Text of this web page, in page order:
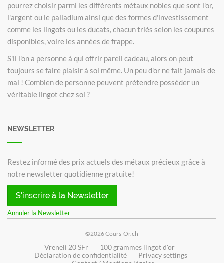
pourrez choisir parmi les différents métaux nobles que sont l'or,
l'argent ou le palladium ainsi que des formes d'investissement
comme les lingots ou les ducats, chacun triés selon les coupures
disponibles, voire les années de frappe.
S'il l'on a personne à qui offrir pareil cadeau, alors on peut
toujours se faire plaisir à soi même. Un peu d'or ne fait jamais de
mal ! Combien de personne peuvent prétendre posséder un
véritable lingot chez soi ?
NEWSLETTER
Restez informé des prix actuels des métaux précieux grâce à
notre newsletter quotidienne gratuite!
S'inscrire à la Newsletter
Annuler la Newsletter
©2026 Cours-Or.ch
Vreneli 20 SFr
100 grammes lingot d'or
Déclaration de confidentialité
Privacy settings